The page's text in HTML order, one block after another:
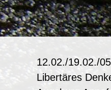
12.02./19.02./
Libertäres